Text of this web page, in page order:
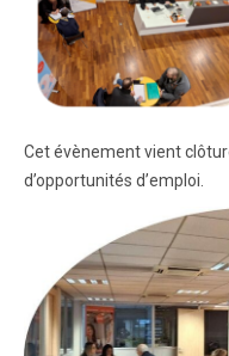
Cet évènement vient
d’opportunités d’emploi.